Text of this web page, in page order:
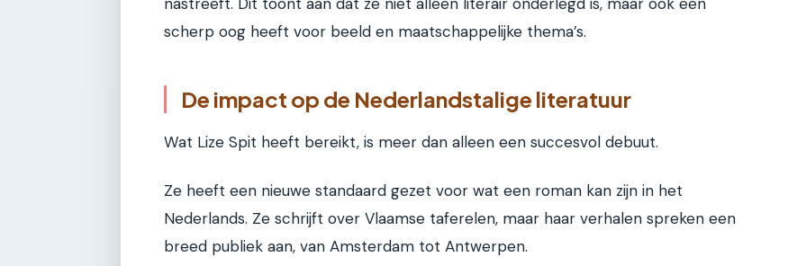
scherp oog heeft voor beeld en maatschappelijke thema’s.
De impact op de Nederlandstalige literatuur
Wat Lize Spit heeft bereikt, is meer dan alleen een succesvol debuut.
Ze heeft een nieuwe standaard gezet voor wat een roman kan zijn in het
Nederlands. Ze schrijft over Vlaamse taferelen, maar haar verhalen spreken een
breed publiek aan, van Amsterdam tot Antwerpen.